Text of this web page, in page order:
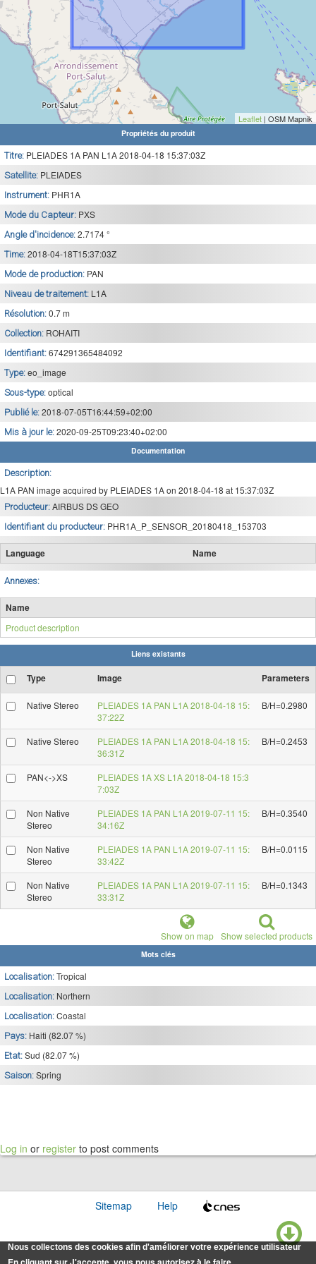
Leaflet | OSM Mapnik
Propriétés du produit
Titre: PLEIADES 1A PAN L1A 2018-04-18 15:37:03Z
Satellite: PLEIADES
Instrument: PHR1A
Mode du Capteur: PXS
Angle d'incidence: 2.7174 °
Time: 2018-04-18T15:37:03Z
Mode de production: PAN
Niveau de traitement: L1A
Résolution: 0.7 m
Collection: ROHAITI
Identifiant: 674291365484092
Type: eo_image
Sous-type: optical
Publié le: 2018-07-05T16:44:59+02:00
Mis à jour le: 2020-09-25T09:23:40+02:00
Documentation
Description:
L1A PAN image acquired by PLEIADES 1A on 2018-04-18 at 15:37:03Z
Producteur: AIRBUS DS GEO
Identifiant du producteur: PHR1A_P_SENSOR_20180418_153703
Language Name
Annexes:
Name
Product description
Liens existants
Type Image Parameters
Native Stereo
PLEIADES 1A PAN L1A 2018-04-18 15:
37:22Z
B/H=0.2980
Native Stereo
PLEIADES 1A PAN L1A 2018-04-18 15:
36:31Z
B/H=0.2453
PAN<->XS
PLEIADES 1A XS L1A 2018-04-18 15:3
7:03Z
Non Native
Stereo
PLEIADES 1A PAN L1A 2019-07-11 15:
34:16Z
B/H=0.3540
Non Native
Stereo
PLEIADES 1A PAN L1A 2019-07-11 15:
33:42Z
B/H=0.0115
Non Native
Stereo
PLEIADES 1A PAN L1A 2019-07-11 15:
33:31Z
B/H=0.1343
Show on map Show selected products
Mots clés
Localisation: Tropical
Localisation: Northern
Localisation: Coastal
Pays: Haiti (82.07 %)
Etat: Sud (82.07 %)
Saison: Spring
Log in or register to post comments
Sitemap Help
Nous collectons des cookies afin d'améliorer votre expérience utilisateur